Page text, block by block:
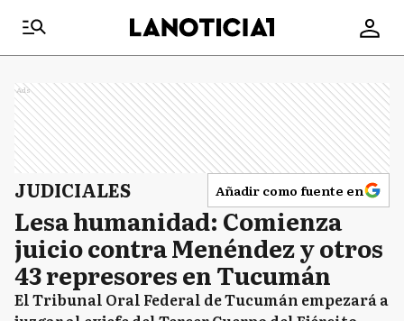
Ads
JUDICIALES Añadir como fuente en
Lesa humanidad: Comienza
juicio contra Menéndez y otros
43 represores en Tucumán
El Tribunal Oral Federal de Tucumán empezará a